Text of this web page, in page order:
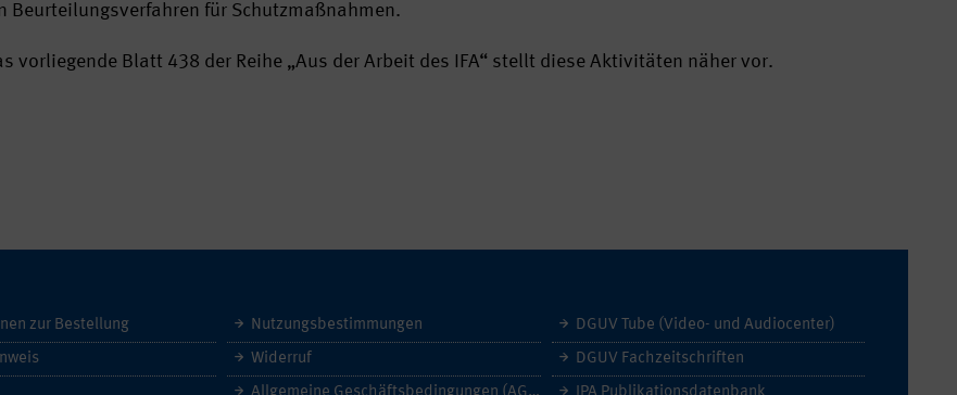
Beurteilungsverfahren für Schutzmaßnahmen.
vorliegende Blatt 438 der Reihe „Aus der Arbeit des IFA“ stellt diese Aktivitäten näher vor.
zur Bestellung Nutzungsbestimmungen
Widerruf
DGUV Tube (Video- und Audiocenter)
DGUV Fachzeitschriften